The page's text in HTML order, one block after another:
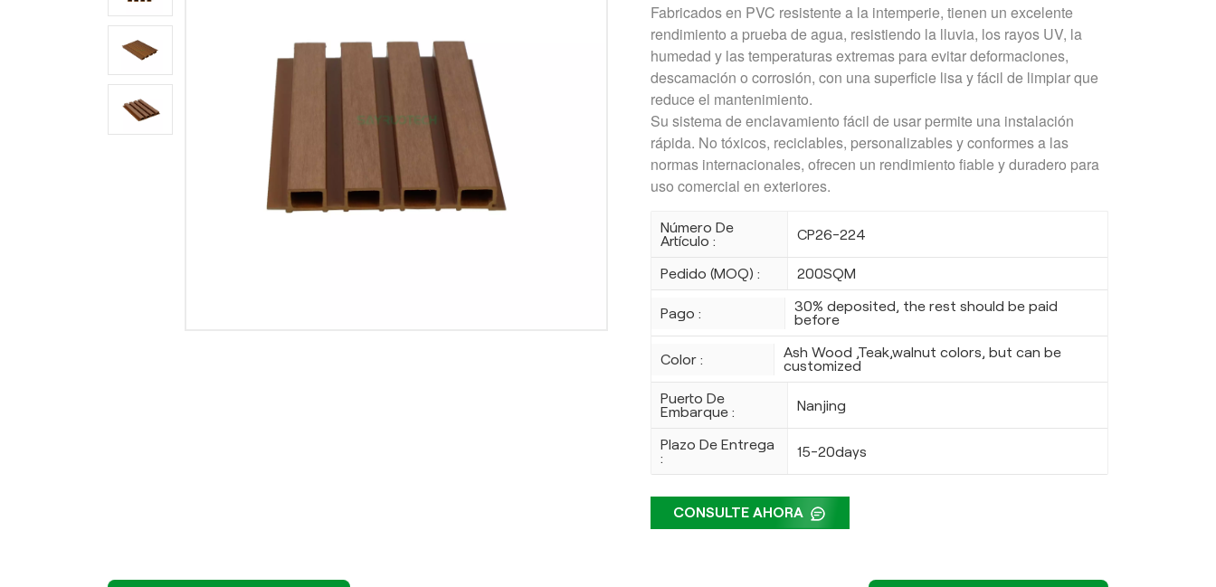
Fabricados en PVC resistente a la intemperie, tienen un excelente
rendimiento a prueba de agua, resistiendo la lluvia, los rayos UV, la
humedad y las temperaturas extremas para evitar deformaciones,
descamación o corrosión, con una superficie lisa y fácil de limpiar que
reduce el mantenimiento.
Su sistema de enclavamiento fácil de usar permite una instalación
rápida. No tóxicos, reciclables, personalizables y conformes a las
normas internacionales, ofrecen un rendimiento fiable y duradero para
uso comercial en exteriores.
Número De
Artículo :
CP26-224
Pedido (MOQ) : 200SQM
Pago :
30% deposited, the rest should be paid
before
Color :
Ash Wood ,Teak,walnut colors, but can be
customized
Puerto De
Embarque :
Nanjing
Plazo De Entrega
:
15-20days
CONSULTE AHORA